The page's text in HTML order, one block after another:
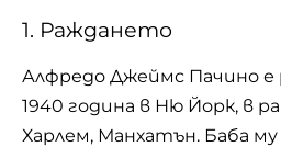
1. Раждането
Алфредо Джеймс Пачино е
1940 година в Ню Йорк, в
Харлем, Манхатън. Баба